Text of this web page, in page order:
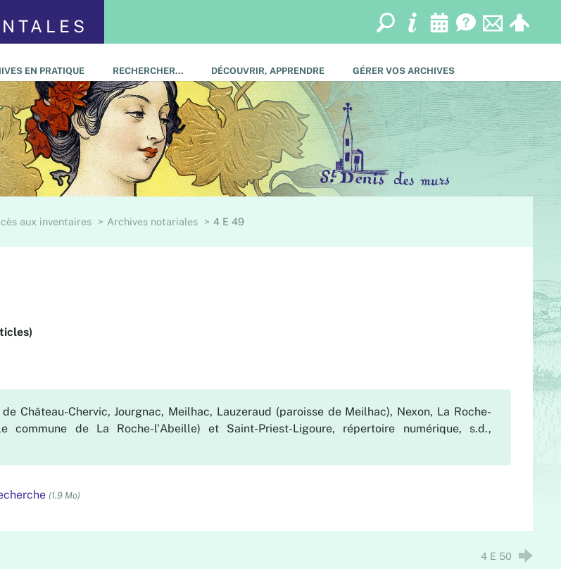
EN PRATIQUE RECHERCHER… DÉCOUVRIR, APPRENDRE GÉRER VOS ARCHIVES
aux inventaires Archives notariales 4 E 49
Château-Chervic, Jourgnac, Meilhac, Lauzeraud (paroisse de Meilhac), Nexon, La Roche-
commune de La Roche-l'Abeille) et Saint-Priest-Ligoure, répertoire numérique, s.d.,
(1.9 Mo)
4 E 50